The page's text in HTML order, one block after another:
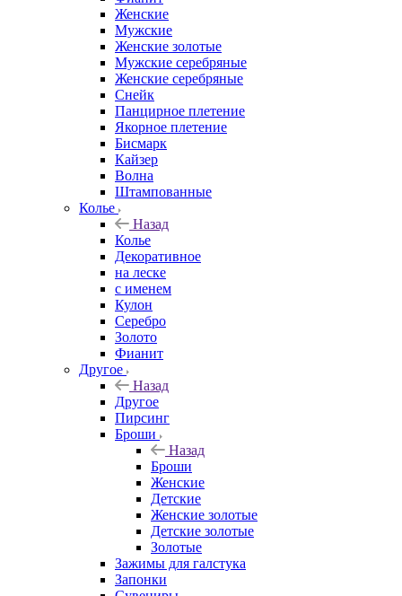
Женские
Мужские
Женские золотые
Мужские серебряные
Женские серебряные
Снейк
Панцирное плетение
Якорное плетение
Бисмарк
Кайзер
Волна
Штампованные
Колье
Назад
Колье
Декоративное
на леске
с именем
Кулон
Серебро
Золото
Фианит
Другое
Назад
Другое
Пирсинг
Броши
Назад
Броши
Женские
Детские
Женские золотые
Детские золотые
Золотые
Зажимы для галстука
Запонки